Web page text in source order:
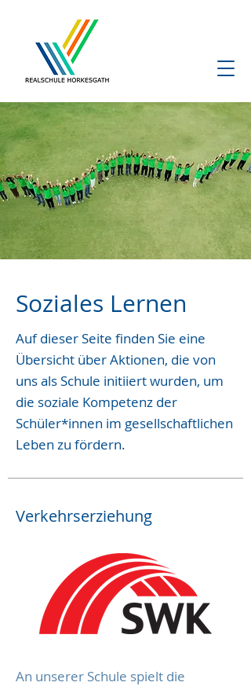
Soziales Lernen
Auf dieser Seite finden Sie eine
Übersicht über Aktionen, die von
uns als Schule initiiert wurden, um
die soziale Kompetenz der
Schüler*innen im gesellschaftlichen
Leben zu fördern.
Verkehrserziehung
An unserer Schule spielt die